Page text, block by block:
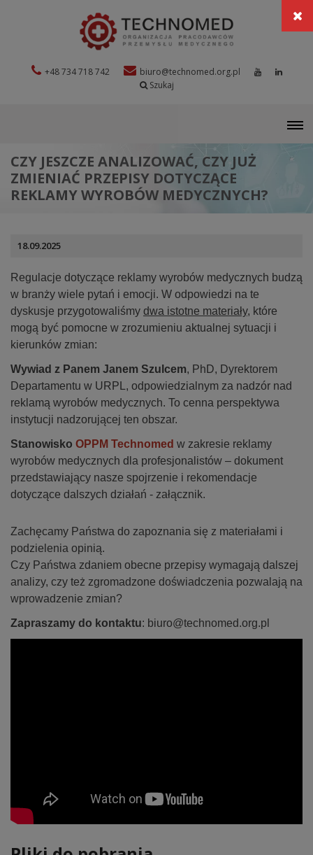
+48 734 718 742
biuro@technomed.org.pl
Szukaj
CZY JESZCZE ANALIZOWAĆ, CZY JUŻ
ZMIENIAĆ PRZEPISY DOTYCZĄCE
REKLAMY WYROBÓW MEDYCZNYCH?
18.09.2025
Regulacje dotyczące reklamy wyrobów medycznych budzą
w branży wiele pytań i emocji. W odpowiedzi na te
dyskusje przygotowaliśmy dwa istotne materiały, które
mogą być pomocne w zrozumieniu aktualnej sytuacji i
kierunków zmian:
Wywiad z Panem Janem Szulcem, PhD, Dyrektorem
Departamentu w URPL, odpowiedzialnym za nadzór nad
reklamą wyrobów medycznych. To cenna perspektywa
instytucji nadzorującej ten obszar.
Stanowisko OPPM Technomed w zakresie reklamy
wyrobów medycznych dla profesjonalistów – dokument
przedstawiający nasze spojrzenie i rekomendacje
dotyczące dalszych działań - załącznik.
Zachęcamy Państwa do zapoznania się z materiałami i
podzielenia opinią.
Czy Państwa zdaniem obecne przepisy wymagają dalszej
analizy, czy też zgromadzone doświadczenia pozwalają na
wprowadzenie zmian?
Zapraszamy do kontaktu: biuro@technomed.org.pl